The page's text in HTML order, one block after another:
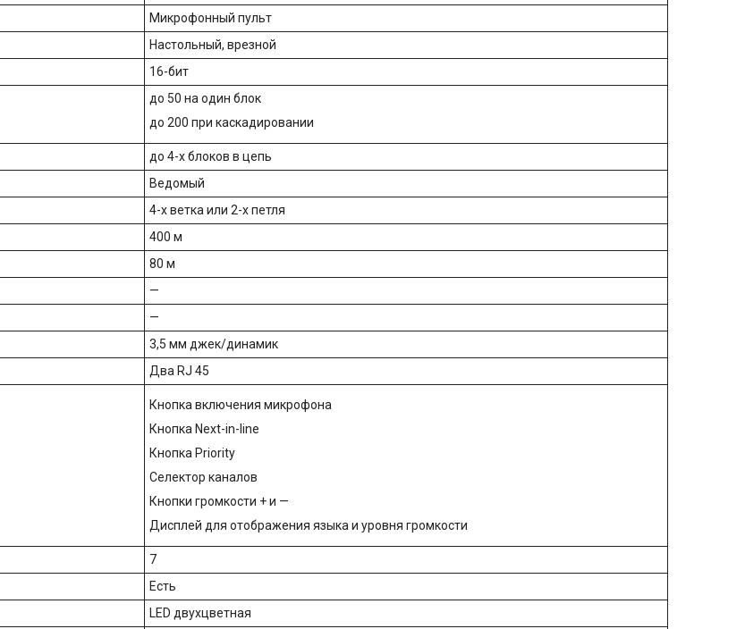
Микрофонный пульт
Настольный, врезной
16-бит
до 50 на один блок
до 200 при каскадировании
до 4-х блоков в цепь
Ведомый
4-х ветка или 2-х петля
400 м
80 м
—
—
3,5 мм джек/динамик
Два RJ 45
Кнопка включения микрофона
Кнопка Next-in-line
Кнопка Priority
Селектор каналов
Кнопки громкости + и —
Дисплей для отображения языка и уровня громкости
7
Есть
LED двухцветная